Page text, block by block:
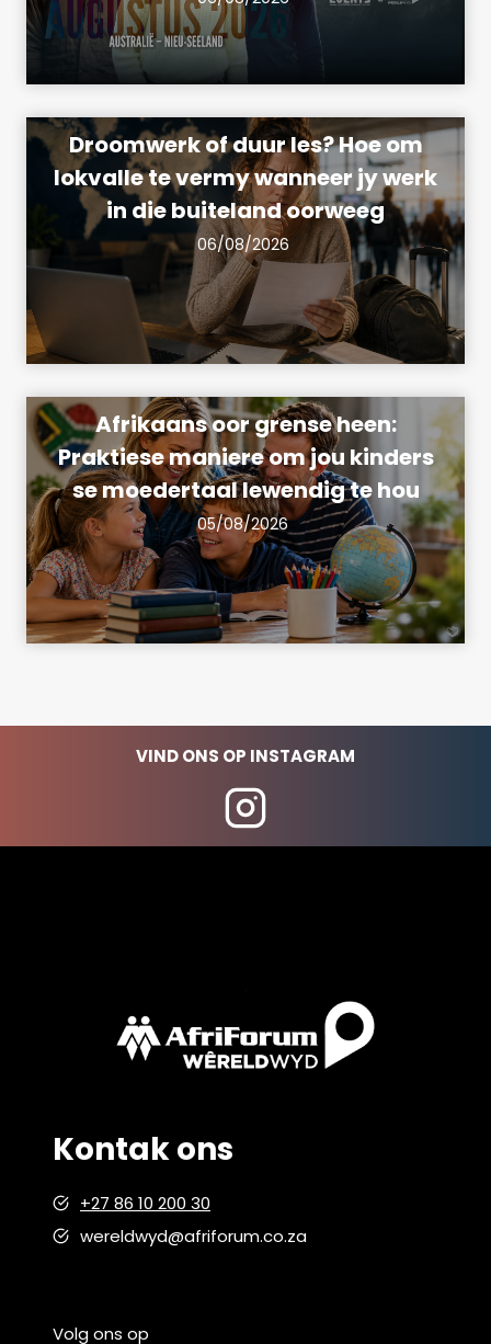
Droomwerk of duur les? Hoe om
lokvalle te vermy wanneer jy werk
in die buiteland oorweeg
06/08/2026
Afrikaans oor grense heen:
Praktiese maniere om jou kinders
se moedertaal lewendig te hou
05/08/2026
VIND ONS OP INSTAGRAM
Kontak ons
+27 86 10 200 30
wereldwyd@afriforum.co.za
Volg ons op